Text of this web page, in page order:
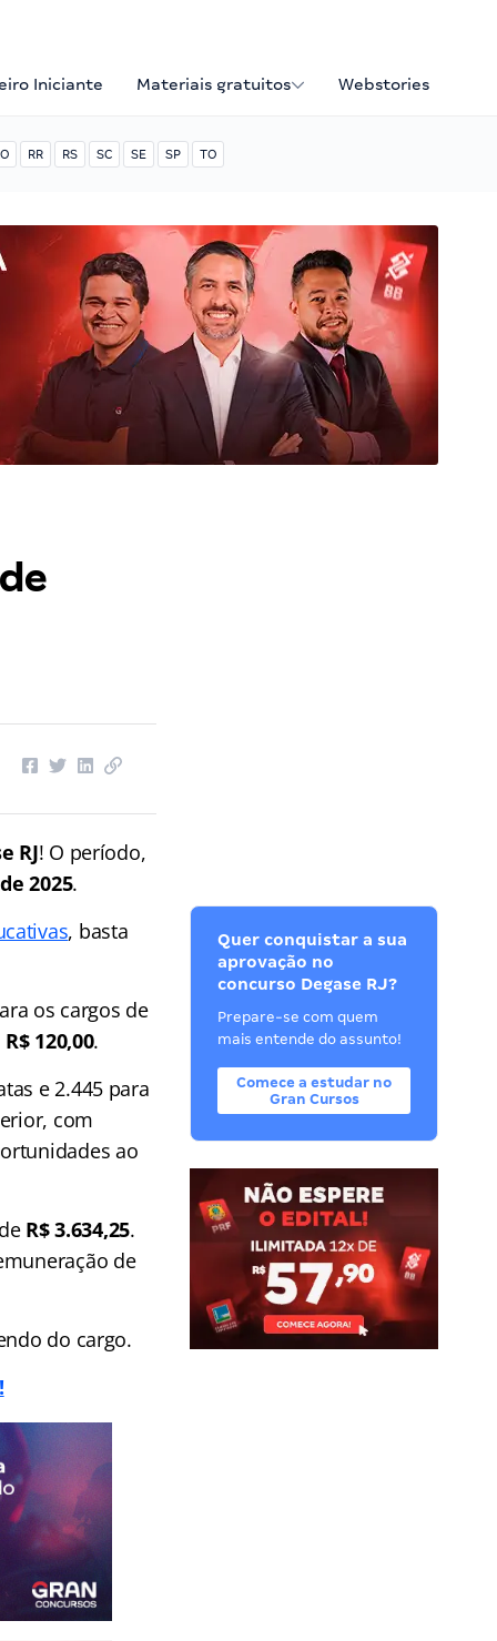
Iniciante Materiais gratuitos Webstories
RR RS SC SE SP TO
RJ! O período,
2025.
, basta
os cargos de
120,00.
e 2.445 para
com
ao
R$ 3.634,25.
de
do cargo.
Quer conquistar a sua
aprovação no
concurso Degase RJ?
Prepare-se com quem
mais entende do assunto!
Comece a estudar no
Gran Cursos